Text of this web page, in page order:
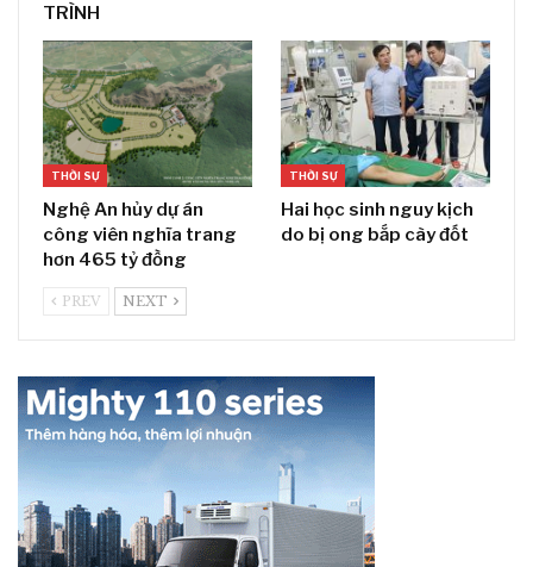
TRÌNH
THỜI SỰ
Nghệ An hủy dự án
công viên nghĩa trang
hơn 465 tỷ đồng
THỜI SỰ
Hai học sinh nguy kịch
do bị ong bắp cày đốt
PREV NEXT